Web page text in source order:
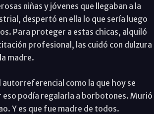
niñas y jóvenes que llegaban a la
despertó en ella lo que sería luego
Para proteger a estas chicas, alquiló
profesional, las cuidó con dulzura
madre.
como la que hoy se
podía regalarla a borbotones. Murió
Y es que fue madre de todos.